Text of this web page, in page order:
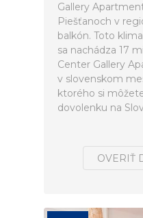
Gallery
Piešťanoch v
balkón. Toto
sa nachádza 17
Center Gallery
v slovenskom
ktorého si
dovolenku na
OVERIŤ